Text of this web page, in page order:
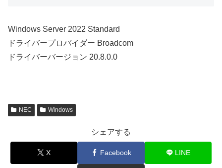
Windows Server 2022 Standard
ドライバープロバイダー Broadcom
ドライバーバージョン 20.8.0.0
NEC Windows
シェアする
X Facebook LINE